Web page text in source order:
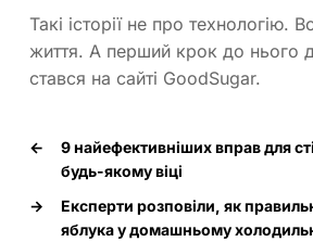
Такі історії не про технологію.
життя. А перший крок до нього
стався на сайті GoodSugar.
←
9 найефективніших вправ для
будь-якому віці
→
Експерти розповіли, як
яблука у домашньому